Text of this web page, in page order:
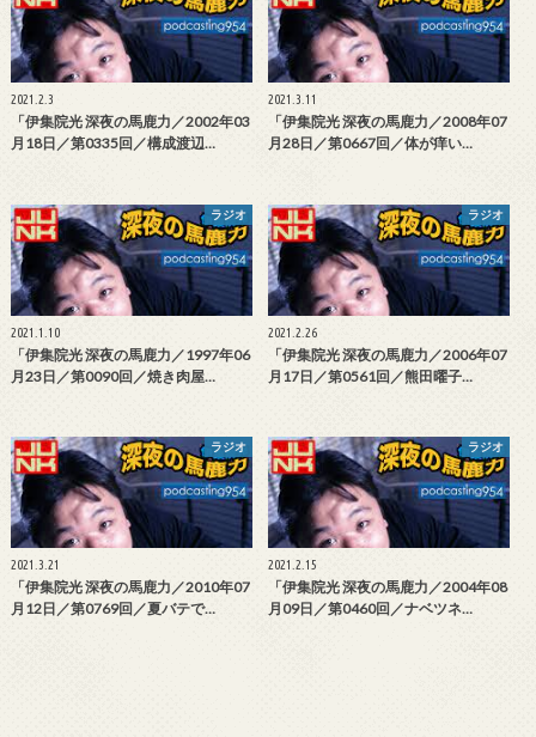
2021.2.3
「伊集院光 深夜の馬鹿力／2002年03
月18日／第0335回／構成渡辺…
2021.3.11
「伊集院光 深夜の馬鹿力／2008年07
月28日／第0667回／体が痒い…
ラジオ
2021.1.10
「伊集院光 深夜の馬鹿力／1997年06
月23日／第0090回／焼き肉屋…
ラジオ
2021.2.26
「伊集院光 深夜の馬鹿力／2006年07
月17日／第0561回／熊田曜子…
ラジオ
2021.3.21
「伊集院光 深夜の馬鹿力／2010年07
月12日／第0769回／夏バテで…
ラジオ
2021.2.15
「伊集院光 深夜の馬鹿力／2004年08
月09日／第0460回／ナベツネ…